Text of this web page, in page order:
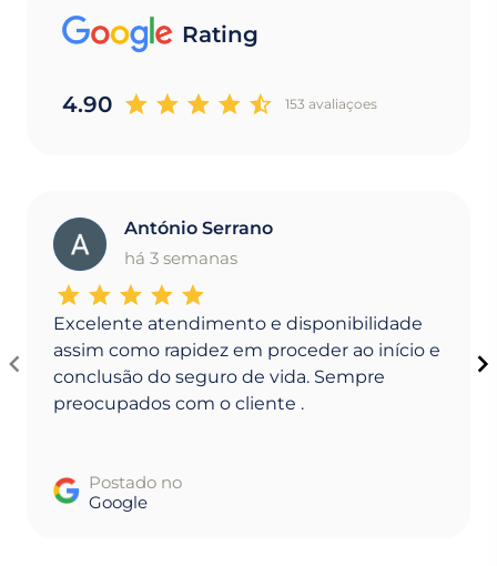
Rating
4.90 153 avaliaçoes
A
António Serrano
há 3 semanas
Excelente atendimento e disponibilidade
assim como rapidez em proceder ao início e
conclusão do seguro de vida. Sempre
preocupados com o cliente .
Postado no
Google